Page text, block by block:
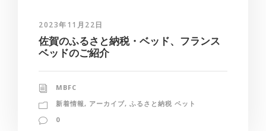
2023年11月22日
佐賀のふるさと納税・ベッド、フランス
ベッドのご紹介
MBFC
新着情報, アーカイブ, ふるさと納税 ペット
0